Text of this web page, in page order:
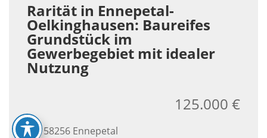
Rarität in Ennepetal-
Oelkinghausen: Baureifes
Grundstück im
Gewerbegebiet mit idealer
Nutzung
58256 Ennepetal
125.000 €